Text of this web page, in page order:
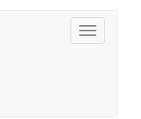
Toggle
navigation